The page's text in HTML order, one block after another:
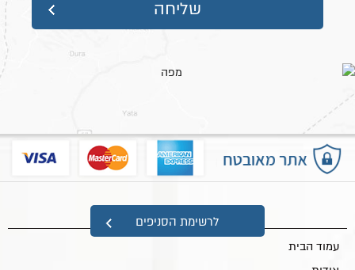
לרשימת הסניפים
מפת אתר
עמוד הבית